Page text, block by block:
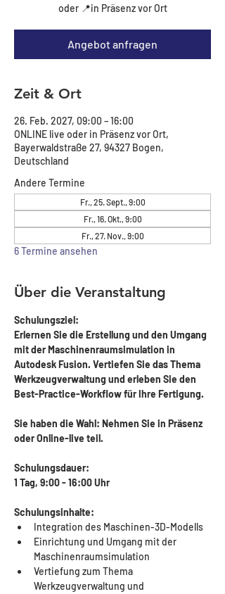
oder 📍in Präsenz vor Ort
Angebot anfragen
Zeit & Ort
26. Feb. 2027, 09:00 – 16:00
ONLINE live oder in Präsenz vor Ort,
Bayerwaldstraße 27, 94327 Bogen,
Deutschland
Andere Termine
Fr., 25. Sept., 9:00
Fr., 16. Okt., 9:00
Fr., 27. Nov., 9:00
6 Termine ansehen
Über die Veranstaltung
Schulungsziel:
Erlernen Sie die Erstellung und den Umgang
mit der Maschinenraumsimulation in
Autodesk Fusion. Vertiefen Sie das Thema
Werkzeugverwaltung und erleben Sie den
Best-Practice-Workflow für Ihre Fertigung.
Sie haben die Wahl: Nehmen Sie in Präsenz
oder Online-live teil.
Schulungsdauer:
1 Tag, 9:00 - 16:00 Uhr
Schulungsinhalte:
Integration des Maschinen-3D-Modells
Einrichtung und Umgang mit der
Maschinenraumsimulation
Vertiefung zum Thema
Werkzeugverwaltung und